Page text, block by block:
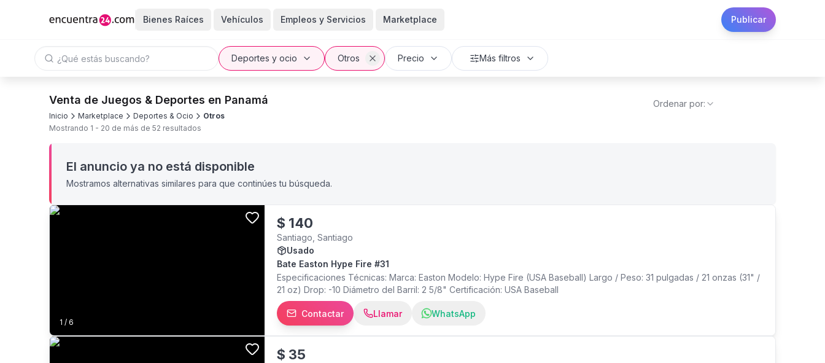
Bienes Raíces Vehículos Empleos y Servicios Marketplace Publicar
Deportes y ocio Otros Precio Más filtros
Venta de Juegos & Deportes en Panamá
Inicio Marketplace Deportes & Ocio
Otros
Mostrando 1 - 20 de más de 52 resultados
Ordenar por:
El anuncio ya no está disponible
Mostramos alternativas similares para que continúes tu búsqueda.
1 / 6
$ 140
Santiago, Santiago
Usado
Bate Easton Hype Fire #31
Especificaciones Técnicas: Marca: Easton Modelo: Hype Fire (USA Baseball) Largo / Peso: 31 pulgadas / 21 onzas (31" /
21 oz) Drop: -10 Diámetro del Barril: 2 5/8" Certificación: USA Baseball
Contactar Llamar WhatsApp
$ 35